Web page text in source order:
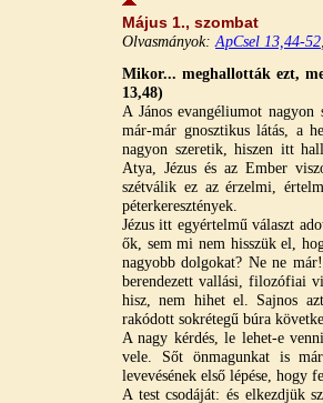
Május 1., szombat
Olvasmányok: ApCsel 13,44-52
Mikor... meghallották ezt,
13,48)
A János evangéliumot
már-már gnosztikus látás, a
nagyon szeretik, hiszen itt
Atya, Jézus és az Ember
szétválik ez az érzelmi,
péterkeresztények.
Jézus itt egyértelmű választ
ők, sem mi nem hisszük el,
nagyobb dolgokat? Ne ne
berendezett vallási, filozófiai
hisz, nem hihet el. Sajnos
rakódott sokrétegű búra
A nagy kérdés, le lehet-e
vele. Sőt önmagunkat is
levevésének első lépése, hogy
A test csodáját: és elkezdjük